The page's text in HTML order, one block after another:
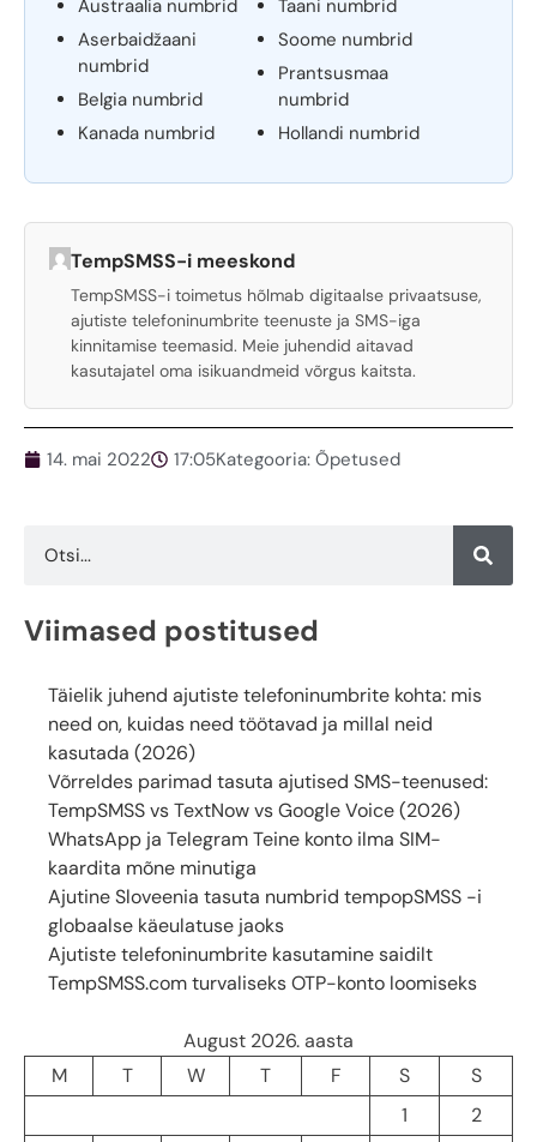
Austraalia numbrid
Aserbaidžaani
numbrid
Belgia numbrid
Kanada numbrid
Taani numbrid
Soome numbrid
Prantsusmaa
numbrid
Hollandi numbrid
TempSMSS-i meeskond
TempSMSS-i toimetus hõlmab digitaalse privaatsuse,
ajutiste telefoninumbrite teenuste ja SMS-iga
kinnitamise teemasid. Meie juhendid aitavad
kasutajatel oma isikuandmeid võrgus kaitsta.
14. mai 2022 17:05Kategooria: Õpetused
Viimased postitused
Täielik juhend ajutiste telefoninumbrite kohta: mis
need on, kuidas need töötavad ja millal neid
kasutada (2026)
Võrreldes parimad tasuta ajutised SMS-teenused:
TempSMSS vs TextNow vs Google Voice (2026)
WhatsApp ja Telegram Teine konto ilma SIM-
kaardita mõne minutiga
Ajutine Sloveenia tasuta numbrid tempopSMSS -i
globaalse käeulatuse jaoks
Ajutiste telefoninumbrite kasutamine saidilt
TempSMSS.com turvaliseks OTP-konto loomiseks
August 2026. aasta
M
T W T F S
S
1
2